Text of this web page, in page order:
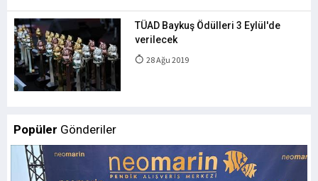
TÜAD Baykuş Ödülleri 3 Eylül'de
verilecek
28 Ağu 2019
Popüler Gönderiler